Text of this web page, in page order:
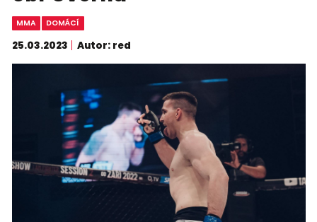
MMA DOMÁCÍ
25.03.2023 Autor: red